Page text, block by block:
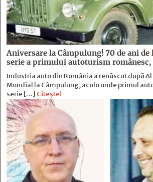
Aniversare la Câmpulung! 70 de ani de
serie a primului autoturism românesc,
Industria auto din România a renăscut după
Mondial la Câmpulung, acolo unde primul
serie […] Citește!